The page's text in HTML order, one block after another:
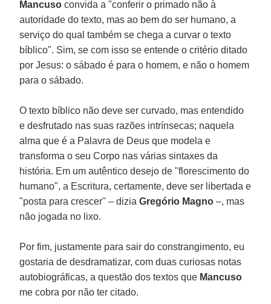
Mancuso convida a "conferir o primado não à
autoridade do texto, mas ao bem do ser humano, a
serviço do qual também se chega a curvar o texto
bíblico". Sim, se com isso se entende o critério ditado
por Jesus: o sábado é para o homem, e não o homem
para o sábado.
O texto bíblico não deve ser curvado, mas entendido
e desfrutado nas suas razões intrínsecas; naquela
alma que é a Palavra de Deus que modela e
transforma o seu Corpo nas várias sintaxes da
história. Em um autêntico desejo de "florescimento do
humano", a Escritura, certamente, deve ser libertada e
"posta para crescer" – diziaGregório Magno –, mas
não jogada no lixo.
Por fim, justamente para sair do constrangimento, eu
gostaria de desdramatizar, com duas curiosas notas
autobiográficas, a questão dos textos que Mancuso
me cobra por não ter citado.